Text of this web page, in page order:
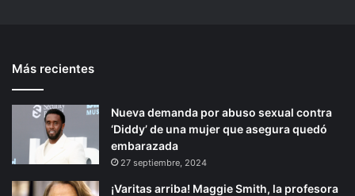
Más recientes
Nueva demanda por abuso sexual contra
‘Diddy’ de una mujer que asegura quedó
embarazada
27 septiembre, 2024
¡Varitas arriba! Maggie Smith, la profesora